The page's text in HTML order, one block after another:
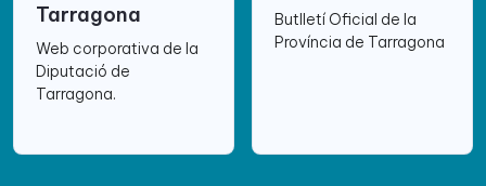
Tarragona
Web corporativa de la
Diputació de
Tarragona.
Butlletí Oficial de la
Província de Tarragona